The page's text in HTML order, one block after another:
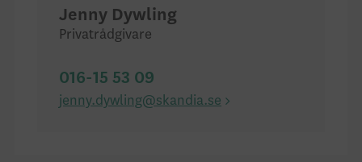
Jenny Dywling
Privatrådgivare
016-15 53 09
jenny.dywling@skandia.se